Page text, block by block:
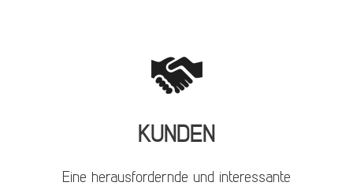
KUNDEN
Eine herausfordernde und interessante